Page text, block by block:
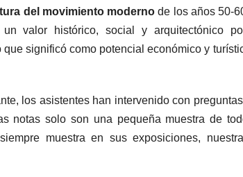
del movimiento moderno de los años 50-
valor histórico, social y arquitectónico
significó como potencial económico y
los asistentes han intervenido con
notas solo son una pequeña muestra de
muestra en sus exposiciones,